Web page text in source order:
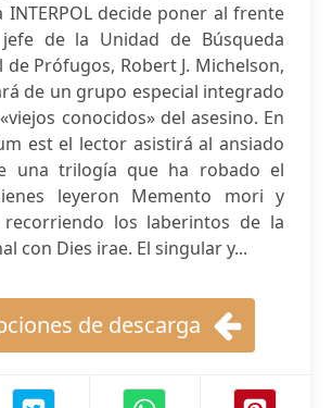
INTERPOL decide poner al frente
de la Unidad de Búsqueda
Prófugos, Robert J. Michelson,
de un grupo especial integrado
conocidos» del asesino. En
est el lector asistirá al ansiado
una trilogía que ha robado el
leyeron Memento mori y
los laberintos de la
con Dies irae. El singular y...
de descarga